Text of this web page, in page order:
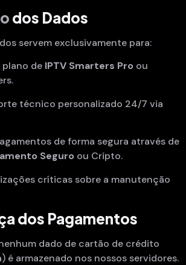
dos Dados
servem exclusivamente para:
de IPTV Smarters Pro ou
técnico personalizado 24/7 via
de forma segura através de
Seguro ou Cripto.
críticas sobre a manutenção
dos Pagamentos
dado de cartão de crédito
é armazenado nos nossos servidores.